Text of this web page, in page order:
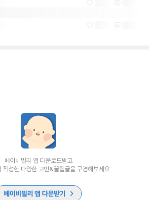
베이비빌리 앱 다운로드받고
작성한 다양한 고민&꿀팁글을 구경해보세요
베이비빌리 앱 다운받기